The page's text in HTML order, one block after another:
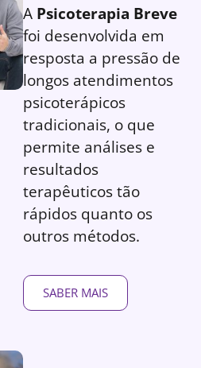
A Psicoterapia Breve
foi desenvolvida em
resposta a pressão de
longos atendimentos
psicoterápicos
tradicionais, o que
permite análises e
resultados
terapêuticos tão
rápidos quanto os
outros métodos.
SABER MAIS